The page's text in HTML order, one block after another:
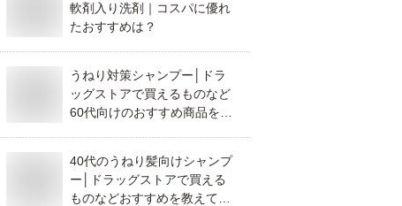
軟剤入り洗剤｜コスパに優れ
たおすすめは？
うねり対策シャンプー│ドラ
ッグストアで買えるものなど
60代向けのおすすめ商品を教
40代のうねり髪向けシャンプ
ー│ドラッグストアで買える
ものなどおすすめを教えてく